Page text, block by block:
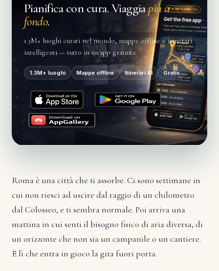
Pianifica con cura. Viaggiapiù a
fondo.
1.3M+ luoghi curati nel mondo, mappe offline e itinerari
intelligenti — tutto in un'app gratuita.
1.3M+ luoghi Mappe offline Itinerari AI Gratis
Roma è una città che ti assorbe. Ci sono settimane in
cui non riesci ad uscire dal raggio di un chilometro
dal Colosseo, e ti sembra normale. Poi arriva una
mattina in cui senti il bisogno fisico di aria diversa, di
un orizzonte che non sia un campanile o un cantiere.
È lì che entra in gioco la gita fuori porta.